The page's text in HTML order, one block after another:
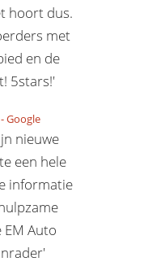
hoort dus.
met
en de
5stars!'
-Google
nieuwe
een hele
informatie
Auto